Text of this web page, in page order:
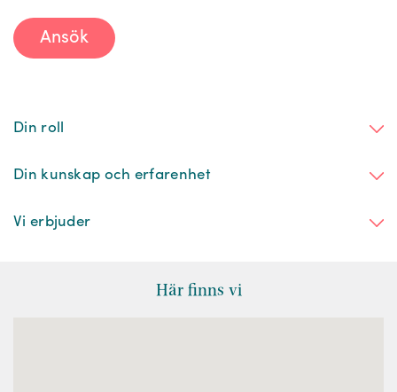
Ansök
Din roll
Din kunskap och erfarenhet
Vi erbjuder
Här finns vi